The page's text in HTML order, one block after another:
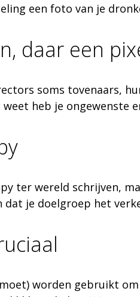
een foto van je
daar een
soms tovenaars,
heb je ongewenste
ter wereld schrijven,
dat je doelgroep het
worden gebruikt